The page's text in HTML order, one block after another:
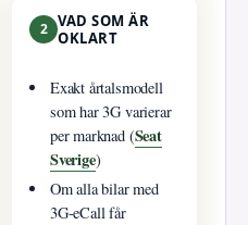
2 VAD SOM ÄR
OKLART
Exakt årtalsmodell
som har 3G varierar
per marknad (Seat
Sverige)
Om alla bilar med
3G-eCall får